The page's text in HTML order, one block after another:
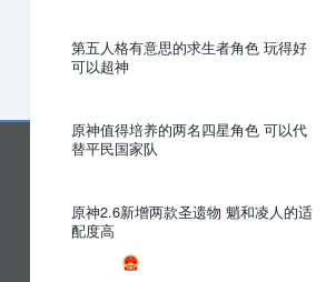
第五人格有意思的求生者角色 玩得好
可以超神
原神值得培养的两名四星角色 可以代
替平民国家队
原神2.6新增两款圣遗物 魈和凌人的适
配度高
网站首页
Copyright © 2022 乐分享 版权